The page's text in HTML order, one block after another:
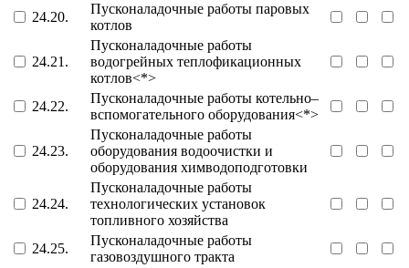
24.20.
Пусконаладочные работы паровых
котлов
24.21.
Пусконаладочные работы
водогрейных теплофикационных
котлов<*>
24.22.
Пусконаладочные работы котельно–
вспомогательного оборудования<*>
24.23.
Пусконаладочные работы
оборудования водоочистки и
оборудования химводоподготовки
24.24.
Пусконаладочные работы
технологических установок
топливного хозяйства
24.25.
Пусконаладочные работы
газовоздушного тракта